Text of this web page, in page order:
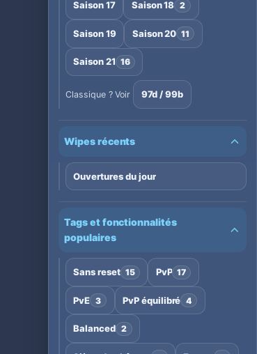
Saison 17 Saison 18 2
Saison 19 Saison 20 11
Saison 21 16
Classique ? Voir 97d / 99b
Wipes récents
Ouvertures du jour
Tags et fonctionnalités
populaires
Sans reset 15 PvP 17
PvE 3 PvP équilibré 4
Balanced 2